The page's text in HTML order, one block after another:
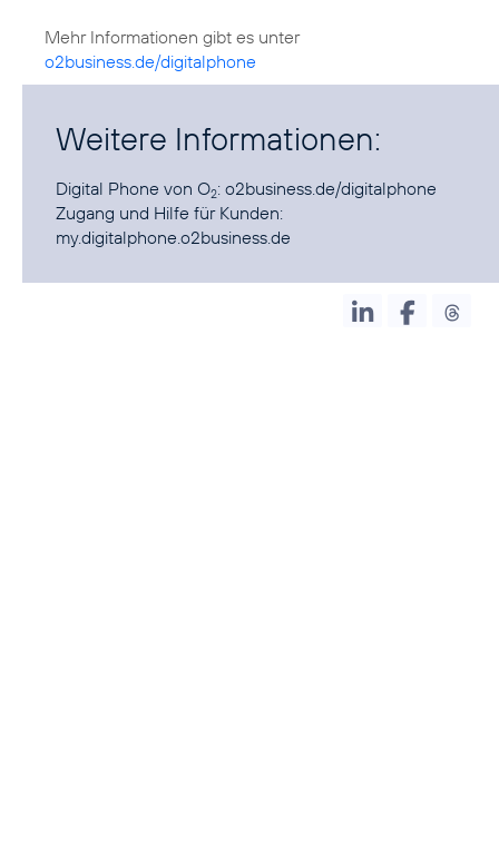
Mehr Informationen gibt es unter
o2business.de/digitalphone
Weitere Informationen:
Digital Phone von O2: o2business.de/digitalphone
Zugang und Hilfe für Kunden:
my.digitalphone.o2business.de